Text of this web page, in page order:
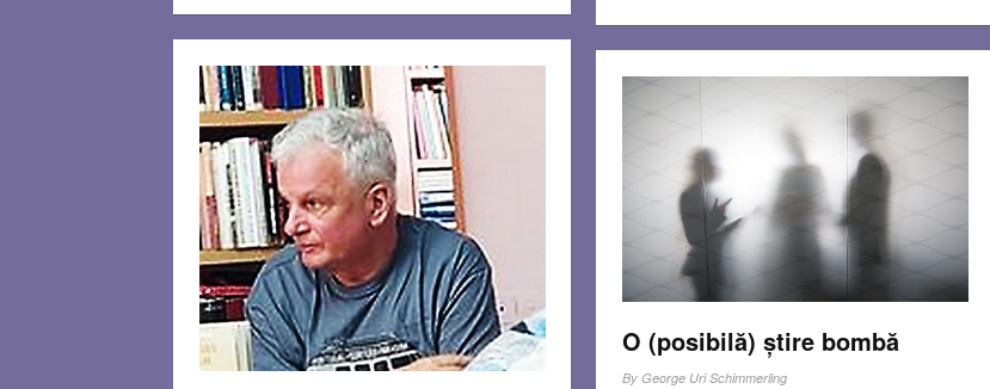
O (posibilă) știre bombă
By George Uri Schimmerling